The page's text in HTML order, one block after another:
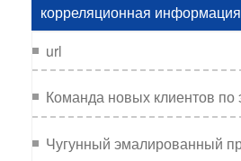
корреляционная информация
url